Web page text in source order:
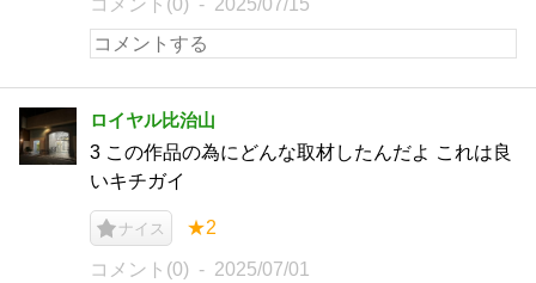
コメント(0) 2025/07/15
ロイヤル比治山
3 この作品の為にどんな取材したんだよ これは良
いキチガイ
ナイス ★2
コメント(0) 2025/07/01